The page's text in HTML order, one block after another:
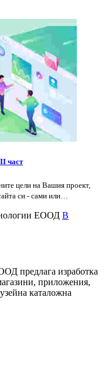
част
цели на Вашия проект,
си - сами или…
ЕООД В
предлага изработка
приложения,
каталожна